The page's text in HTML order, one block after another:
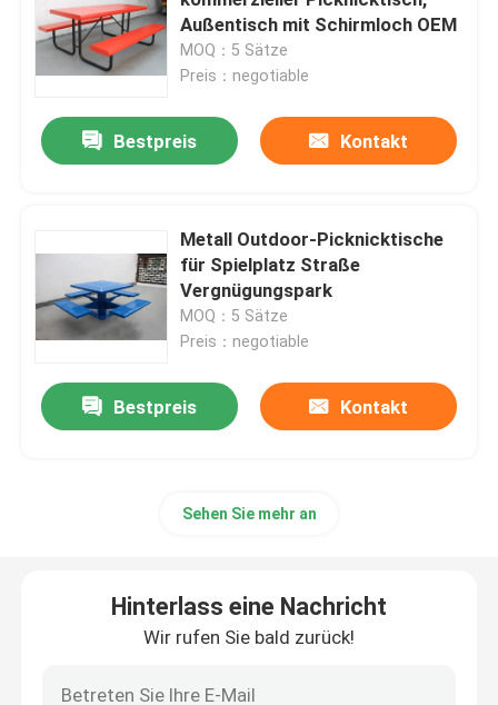
Außenbänke aus recyceltem Kunststoff
Picknicktische im Freien
Runde Baumbänke
Außenmülltonnen
Wiederverwertungsbehälter im Freien
Außenpollard
Große Pflanzwerke im Freien
Außentisch mit Schirmloch OEM
MOQ：5 Sätze
Preis：negotiable
Bestpreis Kontakt
Metall Outdoor-Picknicktische
für Spielplatz Straße
Vergnügungspark
MOQ：5 Sätze
Preis：negotiable
Bestpreis Kontakt
Sehen Sie mehr an
Hinterlass eine Nachricht
Wir rufen Sie bald zurück!